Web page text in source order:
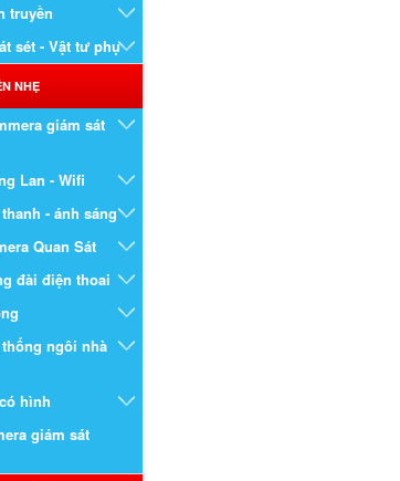
truyền
sét - Vật tư phụ
NHẸ
giám sát
Lan - Wifi
- ánh sáng
Quan Sát
đài điện thoai
ngôi nhà
hình
giám sát